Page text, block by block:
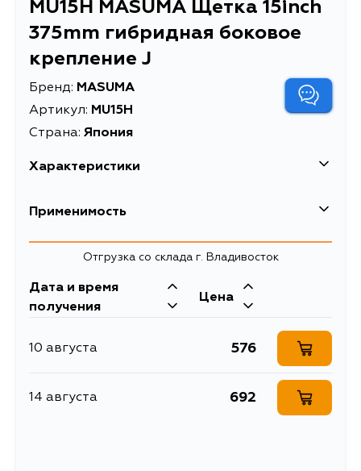
MU15H MASUMA Щетка 15inch
375mm гибридная боковое
крепление J
Бренд: MASUMA
Артикул: MU15H
Страна: Япония
Характеристики
EAN-13
Длина упаковки, мм
Масса, кг 0.141
Объем упаковки, л 0.0009464
Щетка 15inch 375mm
боковое крепление J
Применимость
Honda
Кузов Двигатель
L15A1, L13A5, L13A2,
Отгрузка со склада г. Владивосток
Дата и время
получения
Цена
10 августа 576
14 августа 692